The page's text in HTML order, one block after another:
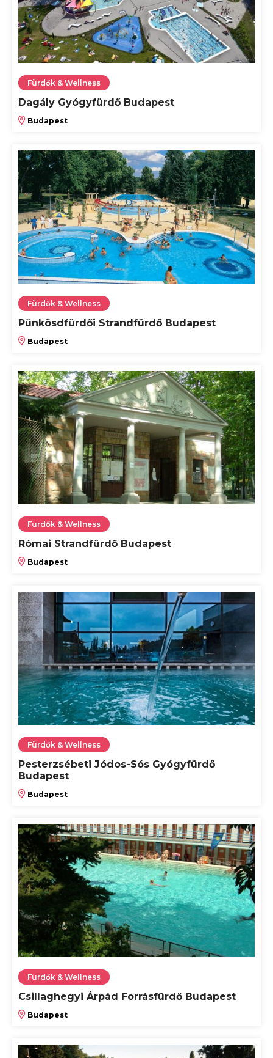
Fürdők & Wellness
Dagály Gyógyfürdő Budapest
Budapest
Fürdők & Wellness
Pünkösdfürdői Strandfürdő Budapest
Budapest
Fürdők & Wellness
Római Strandfürdő Budapest
Budapest
Fürdők & Wellness
Pesterzsébeti Jódos-Sós Gyógyfürdő
Budapest
Budapest
Fürdők & Wellness
Csillaghegyi Árpád Forrásfürdő Budapest
Budapest